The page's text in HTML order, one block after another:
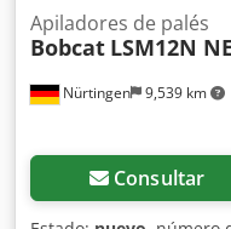
Nürtingen 9,539 km
Apiladores de palés
Bobcat LSM12N
Consultar